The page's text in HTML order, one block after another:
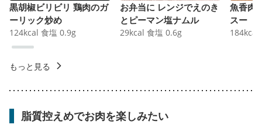
黒胡椒ビリビリ 鶏肉のガ
ーリック炒め
124kcal 食塩 0.9g
お弁当に レンジでえのき
とピーマン塩ナムル
29kcal 食塩 0.6g
魚香肉
スー
184kcal
もっと見る
脂質控えめでお肉を楽しみたい